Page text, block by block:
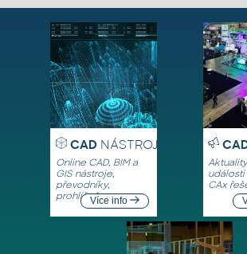
CADNÁSTROJE
Online CAD, BIM a
GIS nástroje,
převodníky,
prohlížečeVíce info
události
CAx